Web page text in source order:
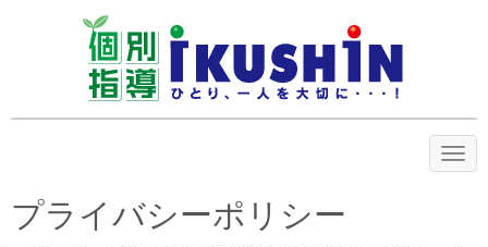
N
a
プライバシーポリシー